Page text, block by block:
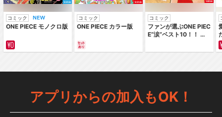
TVアニメ『Fate/strange Fa
劇場版Fate/stay night UNL
コミック
ONE PIECE モノクロ版
コミック
ONE PIECE カラー版
コミック
ファンが選ぶONE PIEC
E“涙”ベスト10！！ ～
編～ カラー版
アプリからの加入もOK！